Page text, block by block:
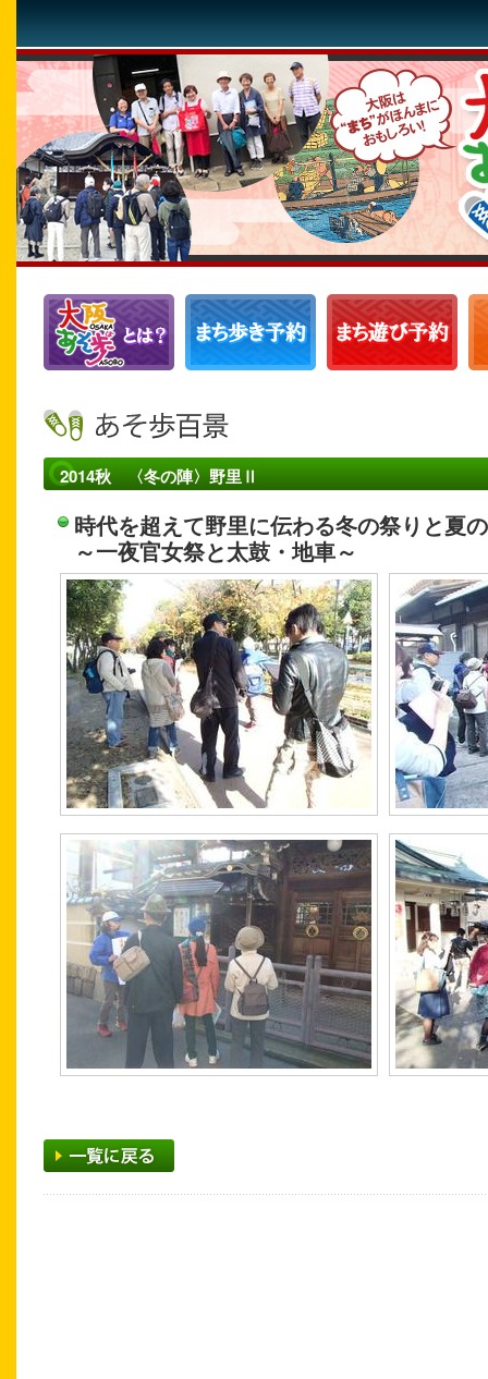
2014秋 〈冬の陣〉野里Ⅱ
時代を超えて野里に伝わる冬の祭りと夏
～一夜官女祭と太鼓・地車～